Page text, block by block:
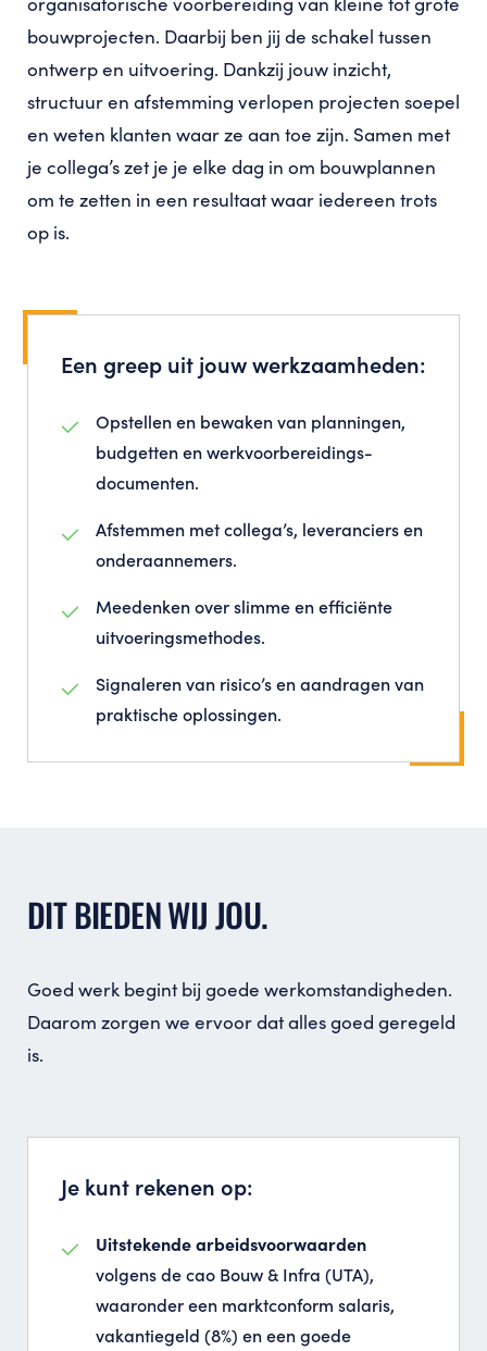
bouwprojecten. Daarbij ben jij de schakel tussen
ontwerp en uitvoering. Dankzij jouw inzicht,
structuur en afstemming verlopen projecten soepel
en weten klanten waar ze aan toe zijn. Samen met
je collega’s zet je je elke dag in om bouwplannen
om te zetten in een resultaat waar iedereen trots
op is.
Een greep uit jouw werkzaamheden:
Opstellen en bewaken van planningen,
budgetten en werkvoorbereidings­
documenten.
Afstemmen met collega’s, leveranciers en
onderaannemers.
Meedenken over slimme en efficiënte
uitvoerings­methodes.
Signaleren van risico’s en aandragen van
praktische oplossingen.
DIT BIEDEN WIJ JOU.
Goed werk begint bij goede werkomstandigheden.
Daarom zorgen we ervoor dat alles goed geregeld
is.
Je kunt rekenen op:
Uitstekende arbeidsvoorwaarden
volgens de cao Bouw & Infra (UTA),
waaronder een marktconform salaris,
vakantiegeld (8%) en een goede